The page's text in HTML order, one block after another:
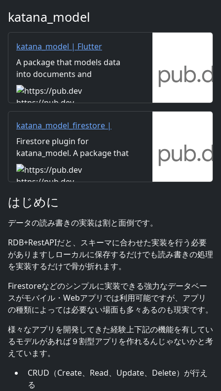
katana_model
katana_model | Flutter
package
A package that models data
into documents and
collections and allows
Firestore, local DB, and data
mocks to be handled in the
same interface.
https://pub.dev
katana_model_firestore |
Flutter package
Firestore plugin for
katana_model. A package that
models data into documents
and collections and allows
mocks to be handled in the
https://pub.dev
はじめに
データの読み書きの実装は割と面倒です。
RDB+RestAPIだと、スキーマに合わせた実装を行う必要
がありますしローカルに保存するだけでも読み書きの処理
を実装するだけで骨が折れます。
Firestoreなどのシンプルに実装できる強力なデータベー
スがモバイル・Webアプリでは利用可能ですが、アプリ
の種類によっては必要ない場面も多々あるのも現実です。
様々なアプリを開発してきた経験上下記の機能を有してい
るモデルがあれば９割型アプリを作れるんじゃないかと考
えています。
CRUD（Create、Read、Update、Delete）が行え
る